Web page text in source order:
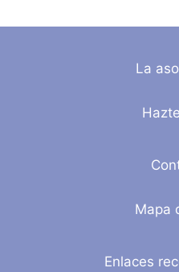
La
Mapa
Enlaces